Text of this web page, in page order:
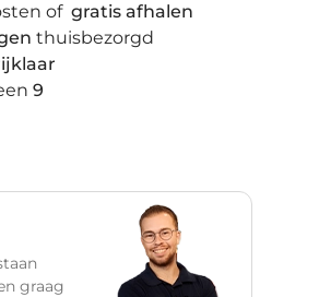
of gratis afhalen
thuisbezorgd
9
graag